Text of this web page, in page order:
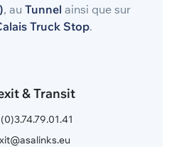
, au Tunnel ainsi que sur
Truck Stop.
& Transit